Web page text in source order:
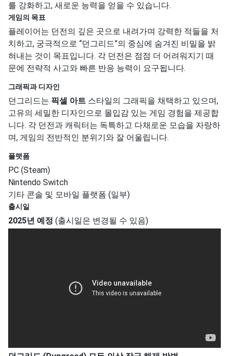
를 강화하고, 새로운 능력을 얻을 수 있습니다.
게임의 목표
플레이어는 던전의 깊은 곳으로 내려가며 강력한 적들을 처
치하고, 궁극적으로 “던그리드”의 중심에 숨겨진 비밀을 밝
혀내는 것이 목표입니다. 각 던전은 점점 더 어려워지기 때
문에 전략적 사고와 빠른 반응 능력이 요구됩니다.
그래픽과 디자인
던그리드는 픽셀 아트 스타일의 그래픽을 채택하고 있으며,
고유의 세밀한 디자인으로 몰입감 있는 게임 경험을 제공합
니다. 각 던전과 캐릭터는 독특하고 다채로운 모습을 자랑하
며, 게임의 전반적인 분위기와 잘 어울립니다.
플랫폼
PC (Steam)
Nintendo Switch
기타 콘솔 및 모바일 플랫폼 (일부)
출시일
2025년 예정 (출시일은 변경될 수 있음)